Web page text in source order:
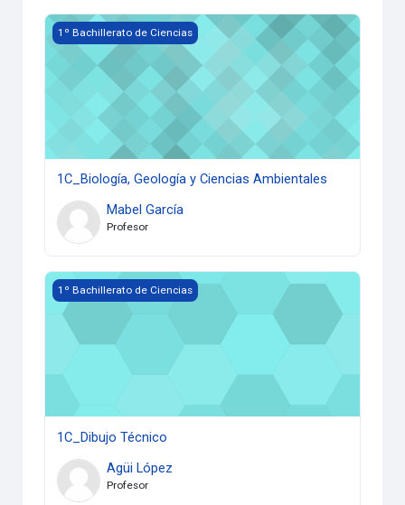
1C_Biología, Geología y Ciencias Ambientales
1º Bachillerato de Ciencias
1C_Biología, Geología y Ciencias Ambientales
Mabel García
Profesor
1C_Dibujo Técnico
1º Bachillerato de Ciencias
1C_Dibujo Técnico
Agüi López
Profesor